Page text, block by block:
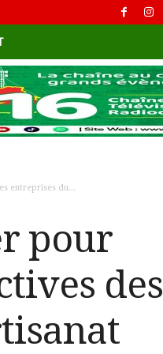
entreprises du...
pour
des